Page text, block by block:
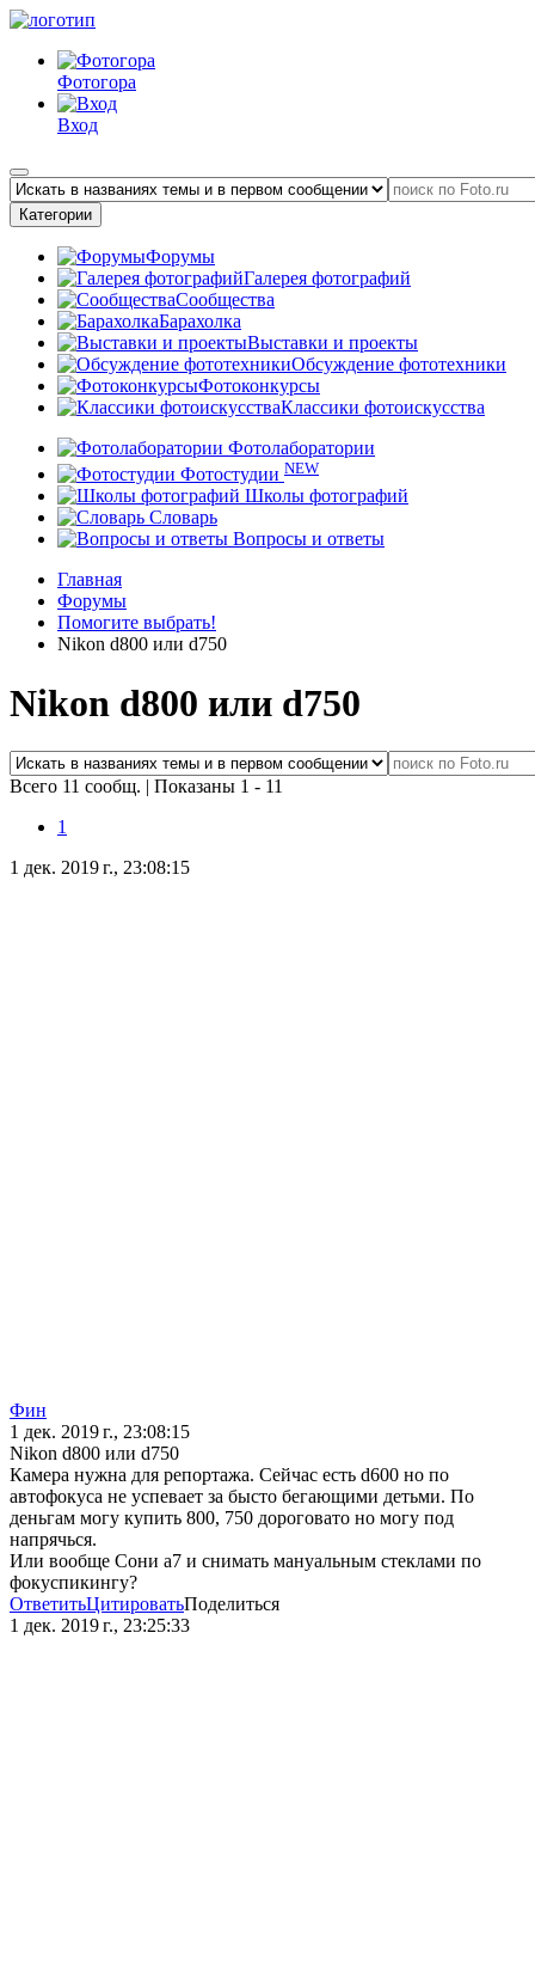
Фотогора
Вход
Категории
Форумы
Галерея фотографий
Сообщества
Барахолка
Выставки и проекты
Обсуждение фототехники
Фотоконкурсы
Классики фотоискусства
Фотолаборатории
Фотостудии NEW
Школы фотографий
Словарь
Вопросы и ответы
Главная
Форумы
Помогите выбрать!
Nikon d800 или d750
Nikon d800 или d750
Всего 11 сообщ. | Показаны 1 - 11
1
1 дек. 2019 г., 23:08:15
Фин
1 дек. 2019 г., 23:08:15
Nikon d800 или d750
Камера нужна для репортажа. Сейчас есть d600 но по
автофокуса не успевает за бысто бегающими детьми. По
деньгам могу купить 800, 750 дороговато но могу под
напрячься.
Или вообще Сони а7 и снимать мануальным стеклами по
фокуспикингу?
ОтветитьЦитироватьПоделиться
1 дек. 2019 г., 23:25:33